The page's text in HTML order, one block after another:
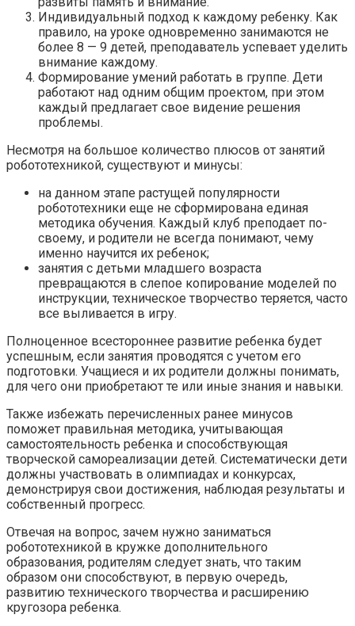
Индивидуальный подход к каждому ребенку. Как
правило, на уроке одновременно занимаются не
более 8 — 9 детей, преподаватель успевает уделить
внимание каждому.
Формирование умений работать в группе. Дети
работают над одним общим проектом, при этом
каждый предлагает свое видение решения
проблемы.
Несмотря на большое количество плюсов от занятий
робототехникой, существуют и минусы:
на данном этапе растущей популярности
робототехники еще не сформирована единая
методика обучения. Каждый клуб преподает по-
своему, и родители не всегда понимают, чему
именно научится их ребенок;
занятия с детьми младшего возраста
превращаются в слепое копирование моделей по
инструкции, техническое творчество теряется, часто
все выливается в игру.
Полноценное всестороннее развитие ребенка будет
успешным, если занятия проводятся с учетом его
подготовки. Учащиеся и их родители должны понимать,
для чего они приобретают те или иные знания и навыки.
Также избежать перечисленных ранее минусов
поможет правильная методика, учитывающая
самостоятельность ребенка и способствующая
творческой самореализации детей. Систематически дети
должны участвовать в олимпиадах и конкурсах,
демонстрируя свои достижения, наблюдая результаты и
собственный прогресс.
Отвечая на вопрос, зачем нужно заниматься
робототехникой в кружке дополнительного
образования, родителям следует знать, что таким
образом они способствуют, в первую очередь,
развитию технического творчества и расширению
кругозора ребенка.